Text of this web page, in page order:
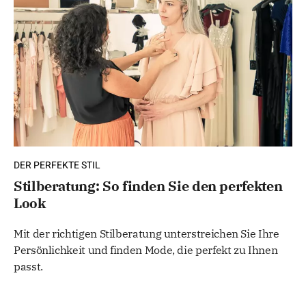
DER PERFEKTE STIL
Stilberatung: So finden Sie den perfekten
Look
Mit der richtigen Stilberatung unterstreichen Sie Ihre
Persönlichkeit und finden Mode, die perfekt zu Ihnen
passt.